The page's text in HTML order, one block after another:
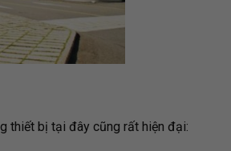
thiết bị tại đây cũng rất hiện đại: